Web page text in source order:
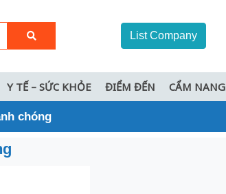
List Company
Y TẾ – SỨC KHỎE ĐIỂM ĐẾN CẨM NANG
chóng